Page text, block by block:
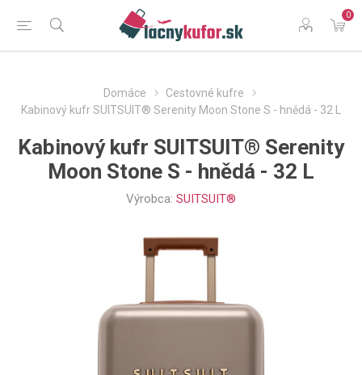
0
Domáce
Cestovné kufre
Kabinový kufr SUITSUIT® Serenity Moon Stone S - hnědá - 32 L
Kabinový kufr SUITSUIT® Serenity
Moon Stone S - hnědá - 32 L
Výrobca: SUITSUIT®